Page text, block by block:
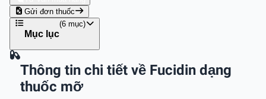
Gửi đơn thuốc
Mục lục
(6 mục)
Thông tin chi tiết về Fucidin dạng
thuốc mỡ